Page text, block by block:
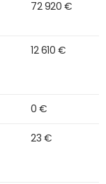
72 920 €
12 610 €
0 €
23 €